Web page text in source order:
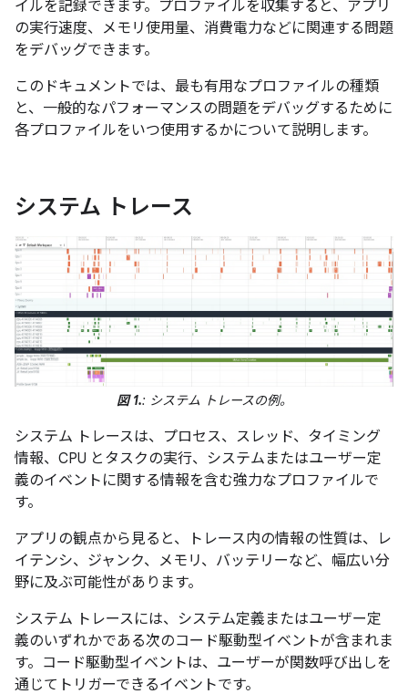
イルを記録できます。プロファイルを収集すると、アプリ
の実行速度、メモリ使用量、消費電力などに関連する問題
をデバッグできます。
このドキュメントでは、最も有用なプロファイルの種類
と、一般的なパフォーマンスの問題をデバッグするために
各プロファイルをいつ使用するかについて説明します。
システム トレース
図 1.: システム トレースの例。
システム トレースは、プロセス、スレッド、タイミング
情報、CPU とタスクの実行、システムまたはユーザー定
義のイベントに関する情報を含む強力なプロファイルで
す。
アプリの観点から見ると、トレース内の情報の性質は、レ
イテンシ、ジャンク、メモリ、バッテリーなど、幅広い分
野に及ぶ可能性があります。
システム トレースには、システム定義またはユーザー定
義のいずれかである次のコード駆動型イベントが含まれま
す。コード駆動型イベントは、ユーザーが関数呼び出しを
通じてトリガーできるイベントです。